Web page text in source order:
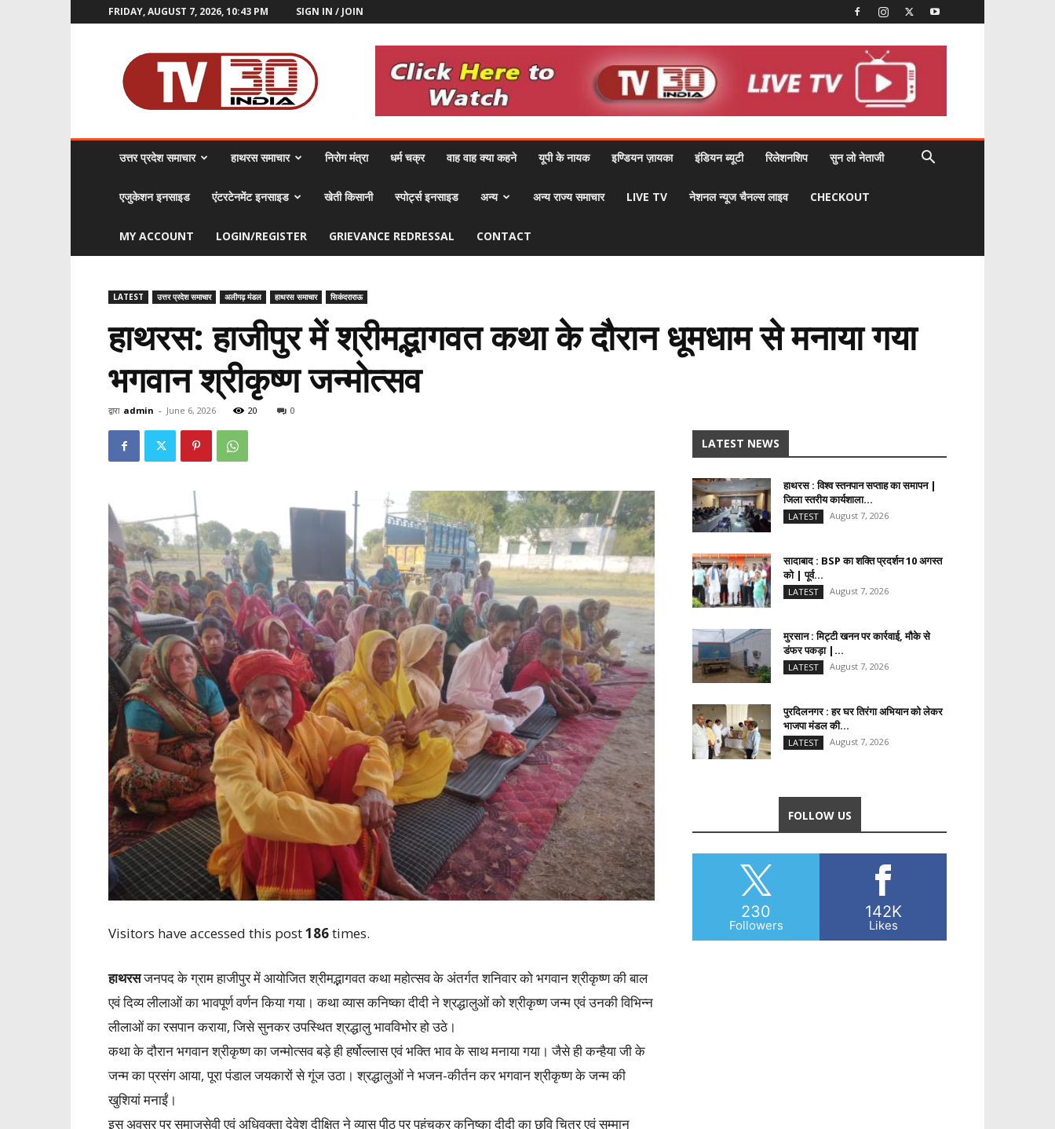
FRIDAY, AUGUST 7, 2026, 10:43 PM SIGN IN / JOIN
India
उत्तर प्रदेश समाचार हाथरस समाचार निरोग मंत्रा धर्म चक्र वाह वाह क्या कहने यूपी के नायक इण्डियन ज़ायका इंडियन ब्यूटी रिलेशनशिप सुन लो नेताजी
एजुकेशन इनसाइड एंटरटेनमेंट इनसाइड खेती किसानी स्पोर्ट्स इनसाइड अन्य अन्य राज्य समाचार LIVE TV नेशनल न्यूज चैनल्स लाइव CHECKOUT
MY ACCOUNT LOGIN/REGISTER GRIEVANCE REDRESSAL CONTACT
LATEST उत्तर प्रदेश समाचार अलीगढ़ मंडल हाथरस समाचार सिकंदराराऊ
हाथरस: हाजीपुर में श्रीमद्भागवत कथा के दौरान धूमधाम से मनाया गया
भगवान श्रीकृष्ण जन्मोत्सव
द्वारा admin - June 6, 2026 20 0
Visitors have accessed this post186times.
हाथरसजनपद के ग्राम हाजीपुर में आयोजित श्रीमद्भागवत कथा महोत्सव के अंतर्गत शनिवार को भगवान श्रीकृष्ण की बाल
एवं दिव्य लीलाओं का भावपूर्ण वर्णन किया गया। कथा व्यास कनिष्का दीदी ने श्रद्धालुओं को श्रीकृष्ण जन्म एवं उनकी विभिन्न
लीलाओं का रसपान कराया, जिसे सुनकर उपस्थित श्रद्धालु भावविभोर हो उठे।
कथा के दौरान भगवान श्रीकृष्ण का जन्मोत्सव बड़े ही हर्षोल्लास एवं भक्ति भाव के साथ मनाया गया। जैसे ही कन्हैया जी के
जन्म का प्रसंग आया, पूरा पंडाल जयकारों से गूंज उठा। श्रद्धालुओं ने भजन-कीर्तन कर भगवान श्रीकृष्ण के जन्म की
खुशियां मनाईं।
इस अवसर पर समाजसेवी एवं अधिवक्ता देवेश दीक्षित ने व्यास पीठ पर पहुंचकर कनिष्का दीदी का छवि चित्र एवं सम्मान
LATEST NEWS
हाथरस : विश्व स्तनपान सप्ताह का समापन |
जिला स्तरीय कार्यशाला...
LATEST August 7, 2026
सादाबाद : BSP का शक्ति प्रदर्शन 10 अगस्त
को | पूर्व...
LATEST August 7, 2026
मुरसान : मिट्टी खनन पर कार्रवाई, मौके से
डंफर पकड़ा |...
LATEST August 7, 2026
पुरदिलनगर : हर घर तिरंगा अभियान को लेकर
भाजपा मंडल की...
LATEST August 7, 2026
FOLLOW US
230
Followers
142K
Likes